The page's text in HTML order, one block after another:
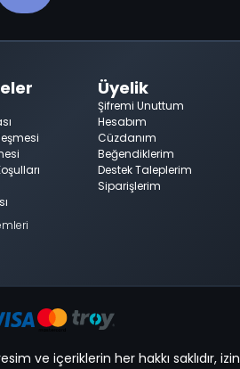
Üyelik
Şifremi Unuttum
Hesabım
Cüzdanım
Beğendiklerim
Destek Taleplerim
Siparişlerim
ve içeriklerin her hakkı saklıdır,